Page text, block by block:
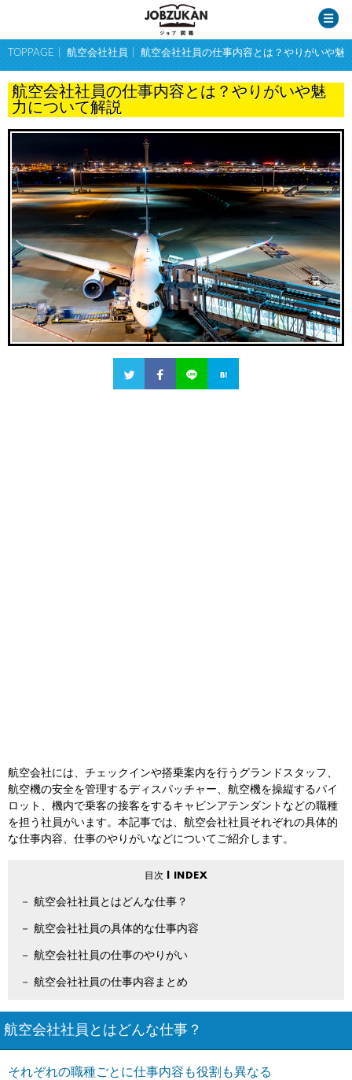
TOPPAGE 航空会社社員 航空会社社員の仕事内容とは？やりがいや魅
航空会社社員の仕事内容とは？やりがいや魅
力について解説
航空会社には、チェックインや搭乗案内を行うグランドスタッフ、
航空機の安全を管理するディスパッチャー、航空機を操縦するパイ
ロット、機内で乗客の接客をするキャビンアテンダントなどの職種
を担う社員がいます。本記事では、航空会社社員それぞれの具体的
な仕事内容、仕事のやりがいなどについてご紹介します。
航空会社社員とはどんな仕事？
航空会社社員の具体的な仕事内容
航空会社社員の仕事のやりがい
航空会社社員の仕事内容まとめ
航空会社社員とはどんな仕事？
それぞれの職種ごとに仕事内容も役割も異なる